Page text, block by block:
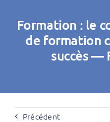
Publiez
Formation : le
de formation
succès —
Précédent